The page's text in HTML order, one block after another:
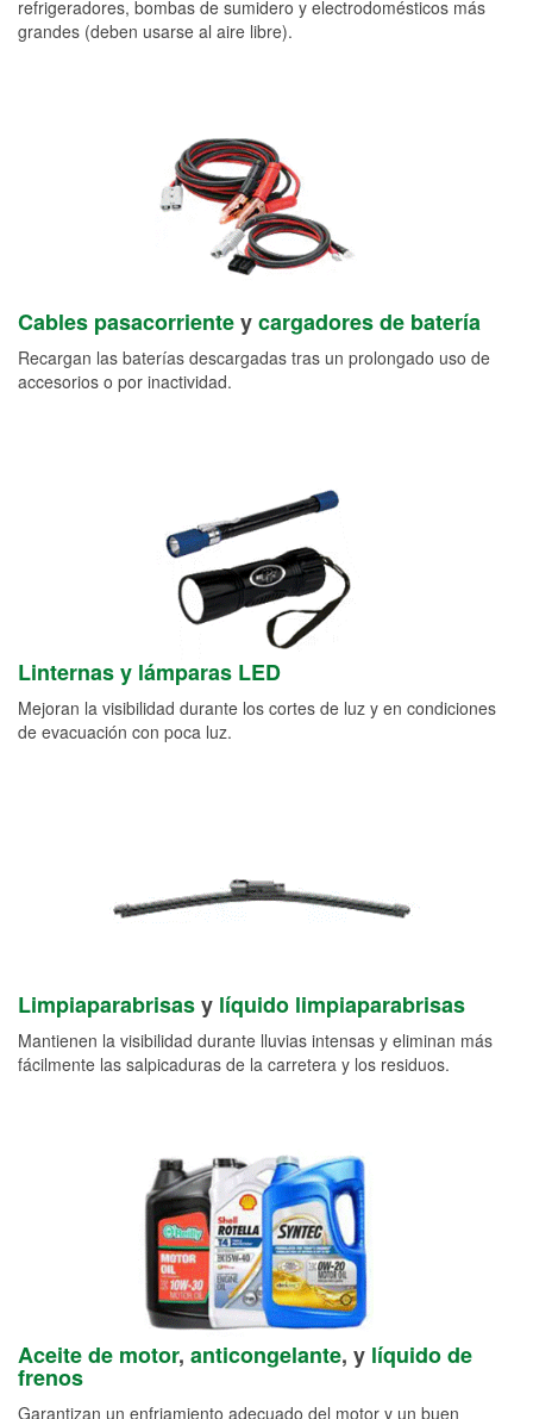
refrigeradores, bombas de sumidero y electrodomésticos más
grandes (deben usarse al aire libre).
Cables pasacorrienteycargadores de batería
Recargan las baterías descargadas tras un prolongado uso de
accesorios o por inactividad.
Linternas y lámparas LED
Mejoran la visibilidad durante los cortes de luz y en condiciones
de evacuación con poca luz.
Limpiaparabrisasy líquido limpiaparabrisas
Mantienen la visibilidad durante lluvias intensas y eliminan más
fácilmente las salpicaduras de la carretera y los residuos.
Aceite de motor, anticongelante, y líquido de
frenos
Garantizan un enfriamiento adecuado del motor y un buen